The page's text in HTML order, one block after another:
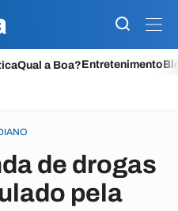
Qual a Boa?Entretenimento
de drogas
pela